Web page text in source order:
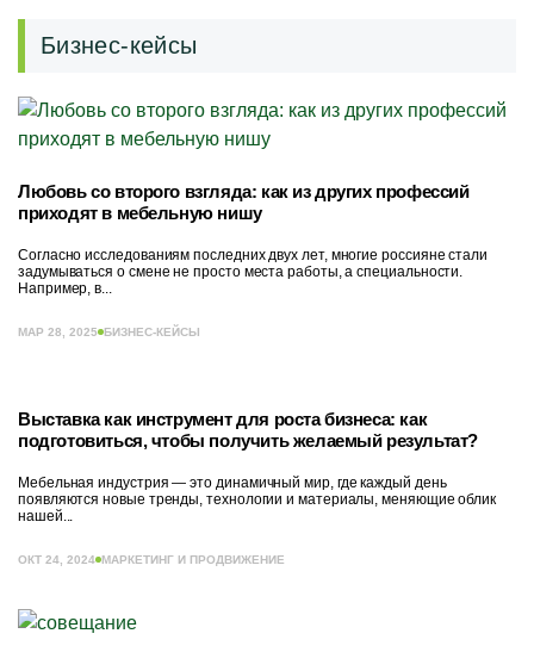
Бизнес-кейсы
Любовь со второго взгляда: как из других профессий
приходят в мебельную нишу
Согласно исследованиям последних двух лет, многие россияне стали
задумываться о смене не просто места работы, а специальности.
Например, в...
МАР 28, 2025 БИЗНЕС-КЕЙСЫ
Выставка как инструмент для роста бизнеса: как
подготовиться, чтобы получить желаемый результат?
Мебельная индустрия — это динамичный мир, где каждый день
появляются новые тренды, технологии и материалы, меняющие облик
нашей...
ОКТ 24, 2024 МАРКЕТИНГ И ПРОДВИЖЕНИЕ